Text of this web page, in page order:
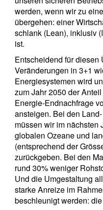
werden, wenn wir zu
übergehen: einer
schlank (Lean), inklusiv
ist.
Entscheidend für
Veränderungen in 3+1
Energiesystemen wird
zum Jahr 2050 der
Energie-Endnachfrage
ansteigen. Bei den
müssen wir im nächsten
globalen Ozeane und
(entsprechend der
zurückgeben. Bei den
rund 30% weniger
Und die Umgestaltung
starke Anreize im
beschleunigt werden: